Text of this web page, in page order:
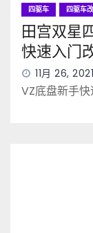
四驱车 四驱车
田宫双星
快速入门
11月 26, 2021
VZ底盘新手